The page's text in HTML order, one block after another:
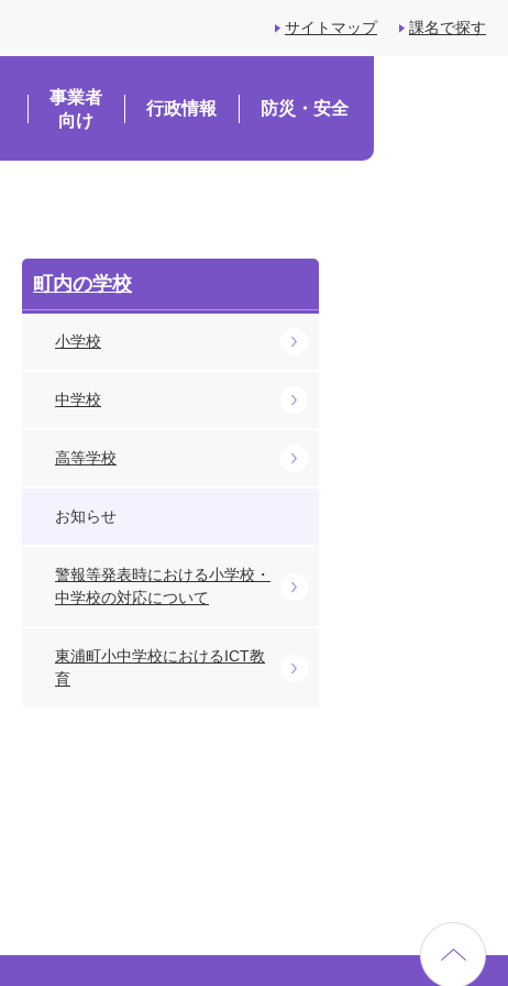
サイトマップ 課名で探す
事業者
向け
行政情報 防災・安全
町内の学校
小学校
中学校
高等学校
お知らせ
警報等発表時における小学校・
中学校の対応について
東浦町小中学校におけるICT教
育